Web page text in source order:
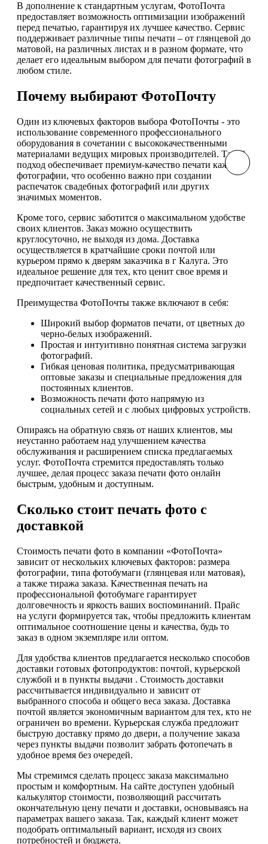
В дополнение к стандартным услугам, ФотоПочта
предоставляет возможность оптимизации изображений
перед печатью, гарантируя их лучшее качество. Сервис
поддерживает различные типы печати – от глянцевой до
матовой, на различных листах и в разном формате, что
делает его идеальным выбором для печати фотографий в
любом стиле.
Почему выбирают ФотоПочту
Один из ключевых факторов выбора ФотоПочты - это
использование современного профессионального
оборудования в сочетании с высококачественными
материалами ведущих мировых производителей. Такой
подход обеспечивает премиум-качество печати каждой
фотографии, что особенно важно при создании
распечаток свадебных фотографий или других
значимых моментов.
Кроме того, сервис заботится о максимальном удобстве
своих клиентов. Заказ можно осуществить
круглосуточно, не выходя из дома. Доставка
осуществляется в кратчайшие сроки почтой или
курьером прямо к дверям заказчика в г Калуга. Это
идеальное решение для тех, кто ценит свое время и
предпочитает качественный сервис.
Преимущества ФотоПочты также включают в себя:
Широкий выбор форматов печати, от цветных до
черно-белых изображений.
Простая и интуитивно понятная система загрузки
фотографий.
Гибкая ценовая политика, предусматривающая
оптовые заказы и специальные предложения для
постоянных клиентов.
Возможность печати фото напрямую из
социальных сетей и с любых цифровых устройств.
Опираясь на обратную связь от наших клиентов, мы
неустанно работаем над улучшением качества
обслуживания и расширением списка предлагаемых
услуг. ФотоПочта стремится предоставлять только
лучшее, делая процесс заказа печати фото онлайн
быстрым, удобным и доступным.
Сколько стоит печать фото с
доставкой
Стоимость печати фото в компании «ФотоПочта»
зависит от нескольких ключевых факторов: размера
фотографии, типа фотобумаги (глянцевая или матовая),
а также тиража заказа. Качественная печать на
профессиональной фотобумаге гарантирует
долговечность и яркость ваших воспоминаний. Прайс
на услуги формируется так, чтобы предложить клиентам
оптимальное соотношение цены и качества, будь то
заказ в одном экземпляре или оптом.
Для удобства клиентов предлагается несколько способов
доставки готовых фотопродуктов: почтой, курьерской
службой и в пункты выдачи . Стоимость доставки
рассчитывается индивидуально и зависит от
выбранного способа и общего веса заказа. Доставка
почтой является экономичным вариантом для тех, кто не
ограничен во времени. Курьерская служба предложит
быструю доставку прямо до двери, а получение заказа
через пункты выдачи позволит забрать фотопечать в
удобное время без очередей.
Мы стремимся сделать процесс заказа максимально
простым и комфортным. На сайте доступен удобный
калькулятор стоимости, позволяющий рассчитать
окончательную цену печати и доставки, основываясь на
параметрах вашего заказа. Так, каждый клиент может
подобрать оптимальный вариант, исходя из своих
потребностей и бюджета.